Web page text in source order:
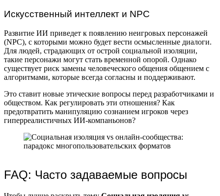
Искусственный интеллект и NPC
Развитие ИИ приведет к появлению неигровых персонажей
(NPC), с которыми можно будет вести осмысленные диалоги.
Для людей, страдающих от острой социальной изоляции,
такие персонажи могут стать временной опорой. Однако
существует риск замены человеческого общения общением с
алгоритмами, которые всегда согласны и поддерживают.
Это ставит новые этические вопросы перед разработчиками и
обществом. Как регулировать эти отношения? Как
предотвратить манипуляцию сознанием игроков через
гиперреалистичных ИИ-компаньонов?
FAQ: Часто задаваемые вопросы